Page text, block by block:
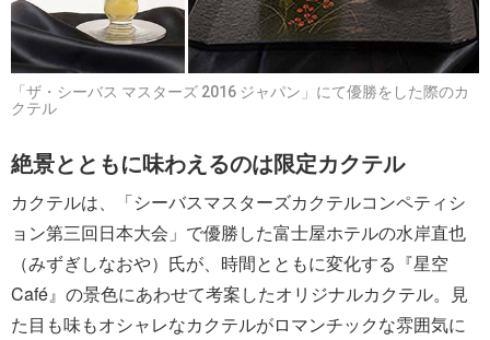
「ザ・シーバス マスターズ 2016 ジャパン」にて優勝をした際のカ
クテル
絶景とともに味わえるのは限定カクテル
カクテルは、「シーバスマスターズカクテルコンペティシ
ョン第三回日本大会」で優勝した富士屋ホテルの水岸直也
（みずぎしなおや）氏が、時間とともに変化する『星空
Café』の景色にあわせて考案したオリジナルカクテル。見
た目も味もオシャレなカクテルがロマンチックな雰囲気に